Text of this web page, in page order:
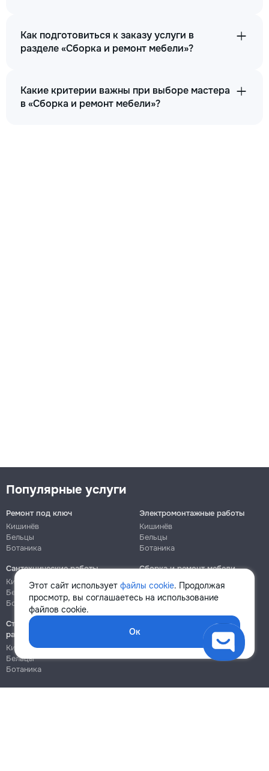
Как подготовиться к заказу услуги в
разделе «Сборка и ремонт мебели»?
Какие критерии важны при выборе мастера
в «Сборка и ремонт мебели»?
Этот сайт использует файлы cookie. Продолжая
просмотр, вы соглашаетесь на использование
файлов cookie.
Ок
Популярные услуги
Ремонт под ключ
Кишинёв
Бельцы
Ботаника
Электромонтажные работы
Кишинёв
Бельцы
Ботаника
Сантехнические работы
Кишинёв
Бельцы
Ботаника
Сборка и ремонт мебели
Кишинёв
Ботаника
Строительно-монтажные
работы
Кишинёв
Бельцы
Ботаника